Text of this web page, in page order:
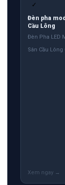
✓
Đèn pha
Cầu Lông
Đèn Pha LED
Sân Cầu Lông